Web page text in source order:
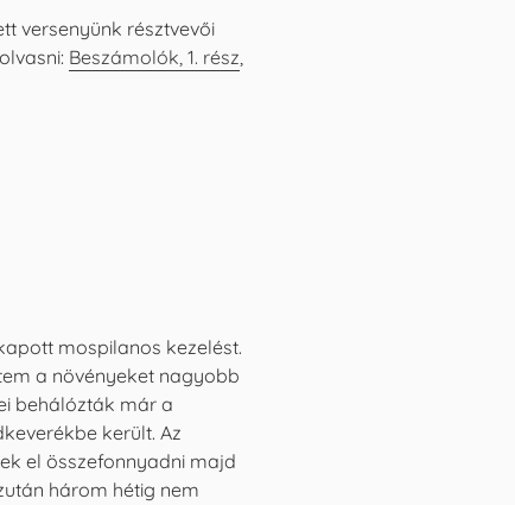
versenyünk résztvevői
Beszámolók, 1. rész,
mospilanos kezelést.
a növényeket nagyobb
behálózták már a
került. Az
el összefonnyadni majd
három hétig nem